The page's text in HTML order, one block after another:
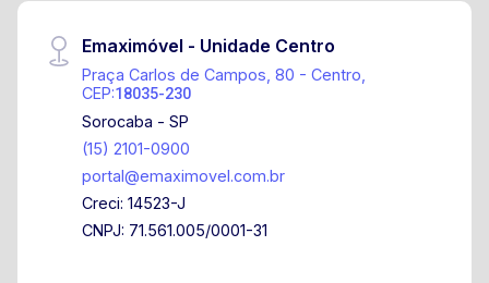
Emaximóvel - Unidade Centro
Praça Carlos de Campos, 80 - Centro,
CEP:18035-230
Sorocaba - SP
(15) 2101-0900
portal@emaximovel.com.br
Creci: 14523-J
CNPJ: 71.561.005/0001-31